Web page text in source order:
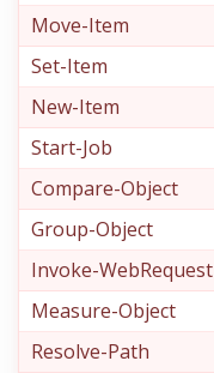
Move-Item
Set-Item
New-Item
Start-Job
Compare-Object
Group-Object
Invoke-WebRequest
Measure-Object
Resolve-Path